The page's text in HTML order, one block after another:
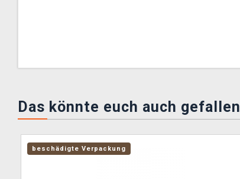
Das könnte euch auch gefallen
beschädigte Verpackung